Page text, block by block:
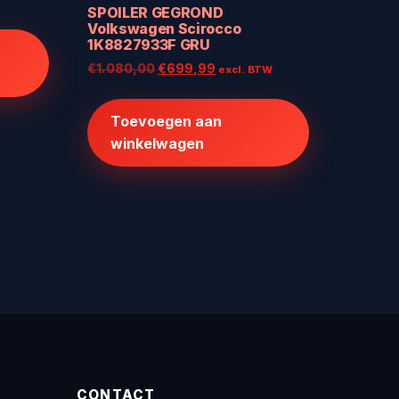
SPOILER GEGROND
Volkswagen Scirocco
1K8827933F GRU
€1.080,00Oorspronkelijke
€1.080,00.
€699,99 Huidige
€699,99.
excl. BTW
Toevoegen aan
winkelwagen
CONTACT